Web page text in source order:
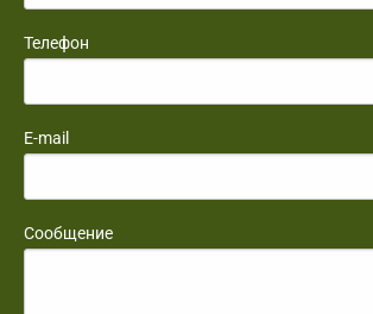
Телефон
E-mail
Сообщение